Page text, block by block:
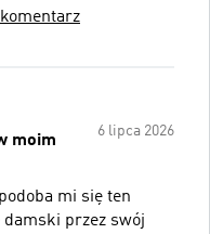
6 lipca 2026
moim
mi się ten
przez swój